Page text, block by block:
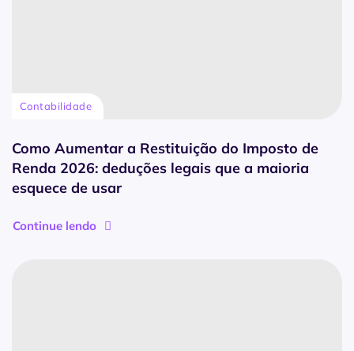
Contabilidade
Como Aumentar a Restituição do Imposto de
Renda 2026: deduções legais que a maioria
esquece de usar
Continue lendo